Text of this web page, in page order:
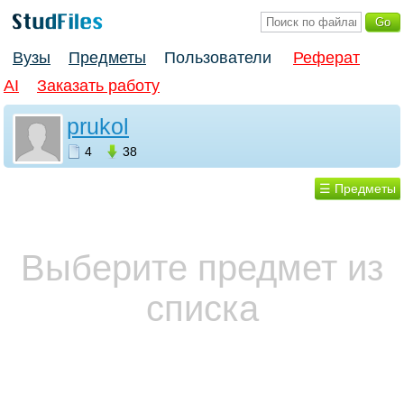
Вузы Предметы Пользователи
Реферат
AI
Заказать работу
prukol
4 38
☰ Предметы
Выберите предмет из
списка